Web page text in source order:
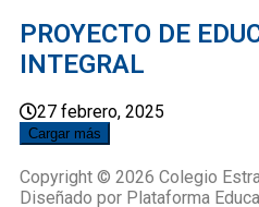
PROYECTO DE
INTEGRAL
27 febrero, 2025
Cargar más
Copyright © 2026 Colegio
Diseñado por Plataforma